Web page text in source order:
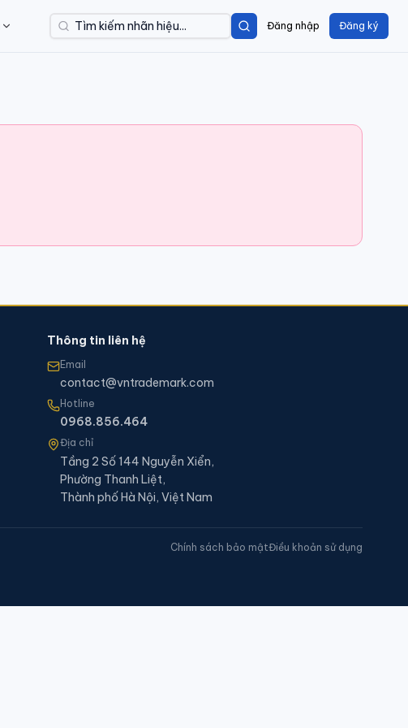
Đăng nhập Đăng ký
Thông tin liên hệ
Email
contact@vntrademark.com
Hotline
0968.856.464
Địa chỉ
Tầng 2 Số 144 Nguyễn Xiển,
Phường Thanh Liệt,
Thành phố Hà Nội, Việt Nam
Chính sách bảo mậtĐiều khoản sử dụng